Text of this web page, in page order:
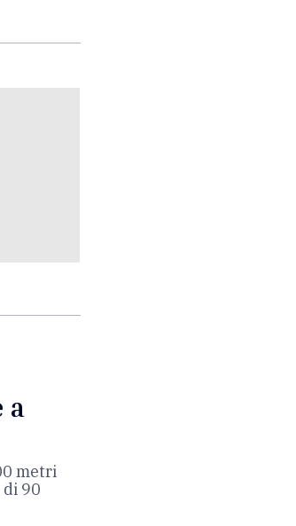
a
metri
90